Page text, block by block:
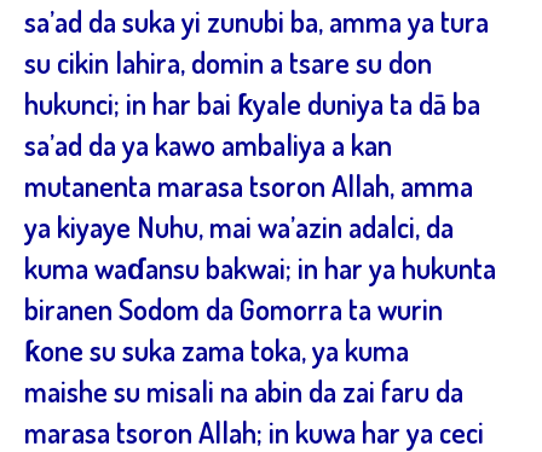
sa’ad da suka yi zunubi ba, amma ya tura
su cikin lahira, domin a tsare su don
hukunci; in har bai ƙyale duniya ta dā ba
sa’ad da ya kawo ambaliya a kan
mutanenta marasa tsoron Allah, amma
ya kiyaye Nuhu, mai wa’azin adalci, da
kuma waɗansu bakwai; in har ya hukunta
biranen Sodom da Gomorra ta wurin
ƙone su suka zama toka, ya kuma
maishe su misali na abin da zai faru da
marasa tsoron Allah; in kuwa har ya ceci